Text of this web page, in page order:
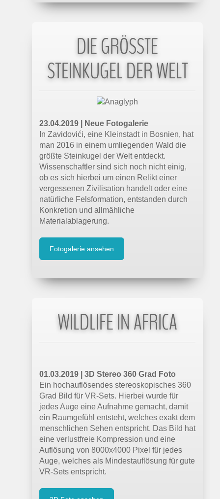
DIE GRÖSSTE S
TEINKUGEL DER WELT
23.04.2019 | Neue Fotogalerie
In Zavidovići, eine Kleinstadt in Bosnien, hat
man 2016 in einem umliegenden Wald die
größte Steinkugel der Welt entdeckt.
Wissenschaftler sind sich noch nicht einig,
ob es sich hierbei um einen Relikt einer
vergessenen Zivilisation handelt oder eine
natürliche Felsformation, entstanden durch
Konkretion und allmähliche
Materialablagerung.
Fotogalerie ansehen
WILDLIFE IN AFRICA
01.03.2019 | 3D Stereo 360 Grad Foto
Ein hochauflösendes stereoskopisches 360
Grad Bild für VR-Sets. Hierbei wurde für
jedes Auge eine Aufnahme gemacht, damit
ein Raumgefühl entsteht, welches exakt dem
menschlichen Sehen entspricht. Das Bild hat
eine verlustfreie Kompression und eine
Auflösung von 8000x4000 Pixel für jedes
Auge, welches als Mindestauflösung für gute
VR-Sets entspricht.